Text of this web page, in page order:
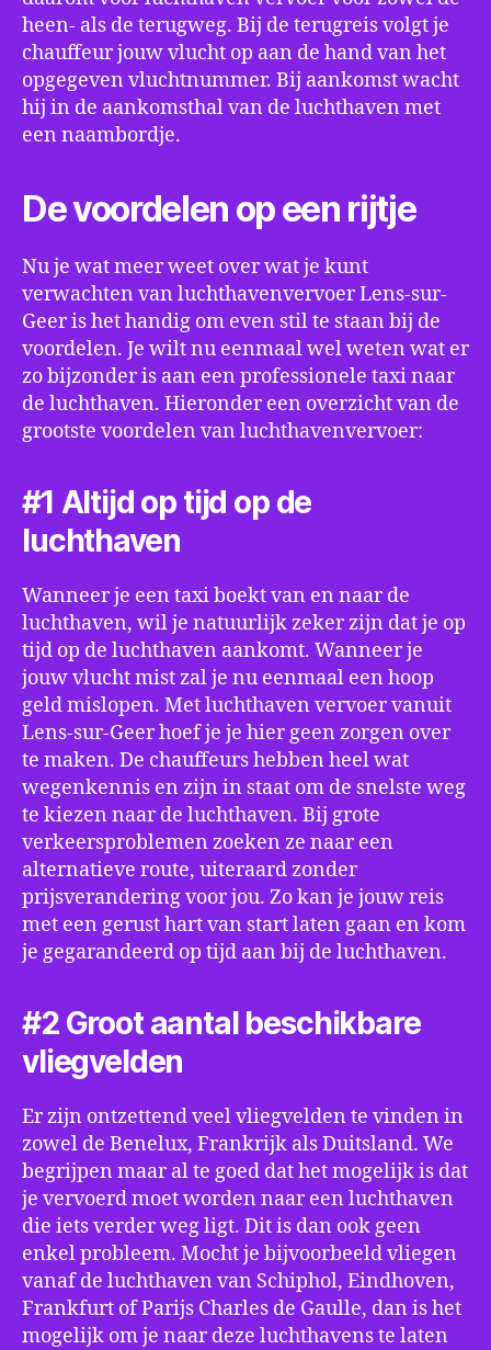
heen- als de terugweg. Bij de terugreis volgt je
chauffeur jouw vlucht op aan de hand van het
opgegeven vluchtnummer. Bij aankomst wacht
hij in de aankomsthal van de luchthaven met
een naambordje.
De voordelen op een rijtje
Nu je wat meer weet over wat je kunt
verwachten van luchthavenvervoer Lens-sur-
Geer is het handig om even stil te staan bij de
voordelen. Je wilt nu eenmaal wel weten wat er
zo bijzonder is aan een professionele taxi naar
de luchthaven. Hieronder een overzicht van de
grootste voordelen van luchthavenvervoer:
#1 Altijd op tijd op de
luchthaven
Wanneer je een taxi boekt van en naar de
luchthaven, wil je natuurlijk zeker zijn dat je op
tijd op de luchthaven aankomt. Wanneer je
jouw vlucht mist zal je nu eenmaal een hoop
geld mislopen. Met luchthaven vervoer vanuit
Lens-sur-Geer hoef je je hier geen zorgen over
te maken. De chauffeurs hebben heel wat
wegenkennis en zijn in staat om de snelste weg
te kiezen naar de luchthaven. Bij grote
verkeersproblemen zoeken ze naar een
alternatieve route, uiteraard zonder
prijsverandering voor jou. Zo kan je jouw reis
met een gerust hart van start laten gaan en kom
je gegarandeerd op tijd aan bij de luchthaven.
#2 Groot aantal beschikbare
vliegvelden
Er zijn ontzettend veel vliegvelden te vinden in
zowel de Benelux, Frankrijk als Duitsland. We
begrijpen maar al te goed dat het mogelijk is dat
je vervoerd moet worden naar een luchthaven
die iets verder weg ligt. Dit is dan ook geen
enkel probleem. Mocht je bijvoorbeeld vliegen
vanaf de luchthaven van Schiphol, Eindhoven,
Frankfurt of Parijs Charles de Gaulle, dan is het
mogelijk om je naar deze luchthavens te laten